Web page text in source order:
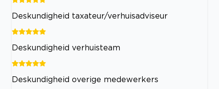
Deskundigheid taxateur/verhuisadviseur
Deskundigheid verhuisteam
Deskundigheid overige medewerkers